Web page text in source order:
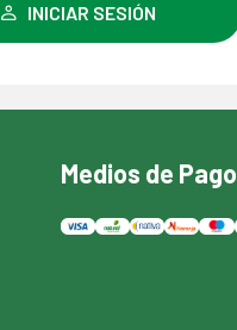
INICIAR SESIÓN
Medios de Pago